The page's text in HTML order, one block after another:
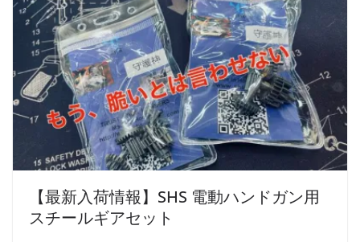
【最新入荷情報】SHS 電動ハンドガン用
スチールギアセット